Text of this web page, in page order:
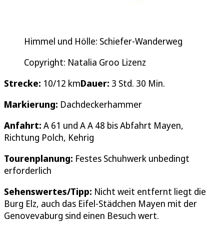
Himmel und Hölle: Schiefer-Wanderweg
Copyright: Natalia Groo Lizenz
Strecke: 10/12 kmDauer: 3 Std. 30 Min.
Markierung: Dachdeckerhammer
Anfahrt: A 61 und A A 48 bis Abfahrt Mayen,
Richtung Polch, Kehrig
Tourenplanung: Festes Schuhwerk unbedingt
erforderlich
Sehenswertes/Tipp: Nicht weit entfernt liegt die
Burg Elz, auch das Eifel-Städchen Mayen mit der
Genovevaburg sind einen Besuch wert.